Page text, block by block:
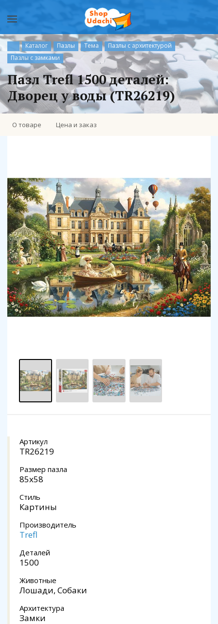
Каталог Пазлы Тема
Пазлы с архитектурой
Пазлы с замками
Пазл Trefl 1500 деталей:
Дворец у воды (TR26219)
О товаре Цена и заказ
Артикул
TR26219
Размер пазла
85x58
Стиль
Картины
Производитель
Trefl
Деталей
1500
Животные
Лошади, Собаки
Архитектура
Замки